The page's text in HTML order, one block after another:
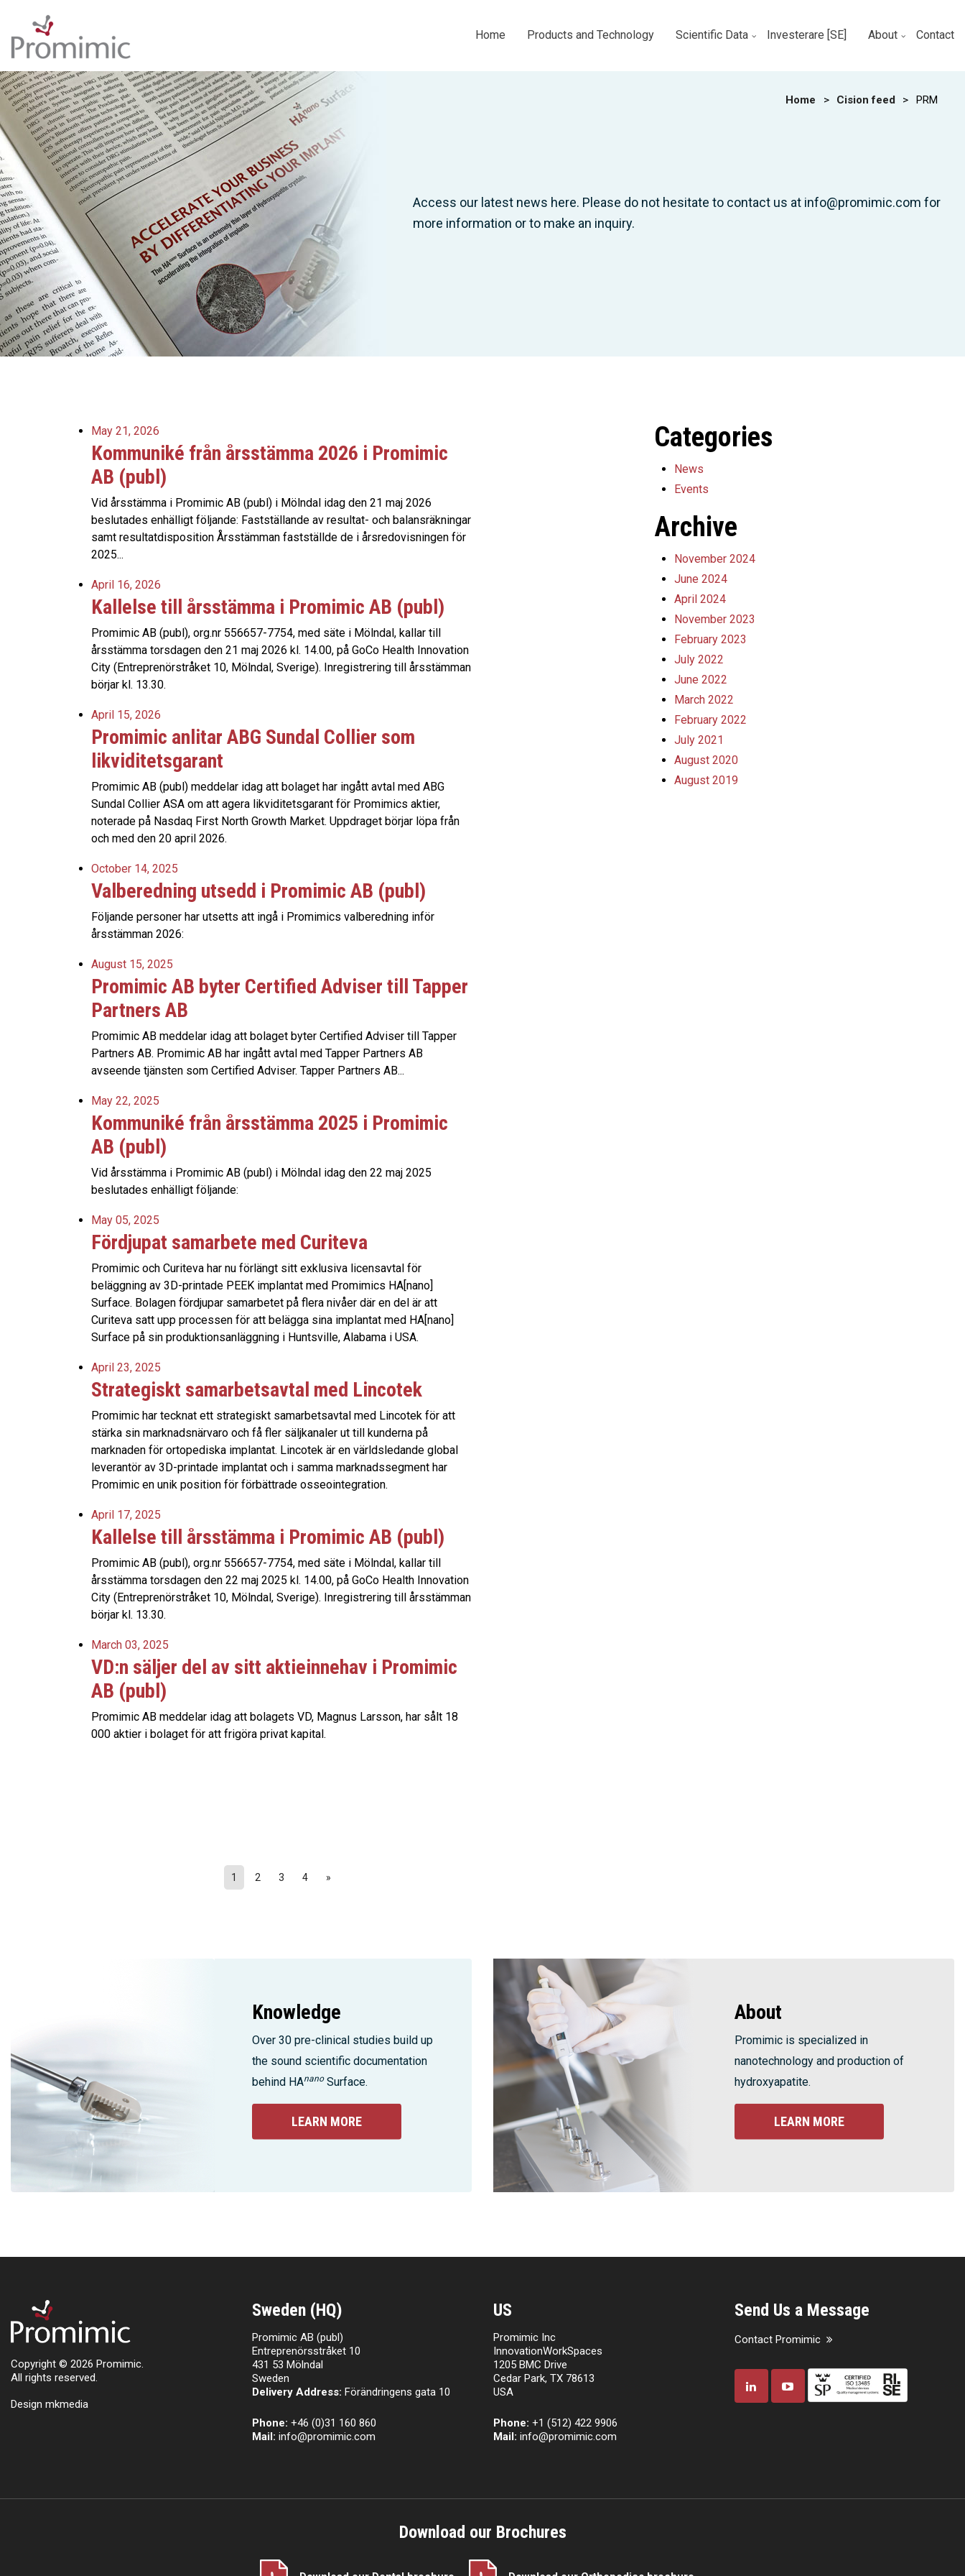
Home Products and Technology Scientific Data Investerare [SE] About Contact
Home > Cision feed > PRM
Access our latest news here. Please do not hesitate to contact us at info@promimic.com for
more information or to make an inquiry.
May 21, 2026
Kommuniké från årsstämma 2026 i Promimic
AB (publ)
Vid årsstämma i Promimic AB (publ) i Mölndal idag den 21 maj 2026
beslutades enhälligt följande: Fastställande av resultat- och balansräkningar
samt resultatdisposition Årsstämman fastställde de i årsredovisningen för
2025...
April 16, 2026
Kallelse till årsstämma i Promimic AB (publ)
Promimic AB (publ), org.nr 556657-7754, med säte i Mölndal, kallar till
årsstämma torsdagen den 21 maj 2026 kl. 14.00, på GoCo Health Innovation
City (Entreprenörstråket 10, Mölndal, Sverige). Inregistrering till årsstämman
börjar kl. 13.30.
April 15, 2026
Promimic anlitar ABG Sundal Collier som
likviditetsgarant
Promimic AB (publ) meddelar idag att bolaget har ingått avtal med ABG
Sundal Collier ASA om att agera likviditetsgarant för Promimics aktier,
noterade på Nasdaq First North Growth Market. Uppdraget börjar löpa från
och med den 20 april 2026.
October 14, 2025
Valberedning utsedd i Promimic AB (publ)
Följande personer har utsetts att ingå i Promimics valberedning inför
årsstämman 2026:
August 15, 2025
Promimic AB byter Certified Adviser till Tapper
Partners AB
Promimic AB meddelar idag att bolaget byter Certified Adviser till Tapper
Partners AB. Promimic AB har ingått avtal med Tapper Partners AB
avseende tjänsten som Certified Adviser. Tapper Partners AB...
May 22, 2025
Kommuniké från årsstämma 2025 i Promimic
AB (publ)
Vid årsstämma i Promimic AB (publ) i Mölndal idag den 22 maj 2025
beslutades enhälligt följande:
May 05, 2025
Fördjupat samarbete med Curiteva
Promimic och Curiteva har nu förlängt sitt exklusiva licensavtal för
beläggning av 3D-printade PEEK implantat med Promimics HA[nano]
Surface. Bolagen fördjupar samarbetet på flera nivåer där en del är att
Curiteva satt upp processen för att belägga sina implantat med HA[nano]
Surface på sin produktionsanläggning i Huntsville, Alabama i USA.
April 23, 2025
Strategiskt samarbetsavtal med Lincotek
Promimic har tecknat ett strategiskt samarbetsavtal med Lincotek för att
stärka sin marknadsnärvaro och få fler säljkanaler ut till kunderna på
marknaden för ortopediska implantat. Lincotek är en världsledande global
leverantör av 3D-printade implantat och i samma marknadssegment har
Promimic en unik position för förbättrade osseointegration.
April 17, 2025
Kallelse till årsstämma i Promimic AB (publ)
Promimic AB (publ), org.nr 556657-7754, med säte i Mölndal, kallar till
årsstämma torsdagen den 22 maj 2025 kl. 14.00, på GoCo Health Innovation
City (Entreprenörstråket 10, Mölndal, Sverige). Inregistrering till årsstämman
börjar kl. 13.30.
March 03, 2025
VD:n säljer del av sitt aktieinnehav i Promimic
AB (publ)
Promimic AB meddelar idag att bolagets VD, Magnus Larsson, har sålt 18
000 aktier i bolaget för att frigöra privat kapital.
1 2 3 4 »
Categories
News
Events
Archive
November 2024
June 2024
April 2024
November 2023
February 2023
July 2022
June 2022
March 2022
February 2022
July 2021
August 2020
August 2019
Knowledge
Over 30 pre-clinical studies build up
the sound scientific documentation
behind HAnanoSurface.
LEARN MORE
About
Promimic is specialized in
nanotechnology and production of
hydroxyapatite.
LEARN MORE
Copyright © 2026 Promimic.
All rights reserved.
Design mkmedia
Sweden (HQ)
Promimic AB (publ)
Entreprenörsstråket 10
431 53 Mölndal
Sweden
Delivery Address: Förändringens gata 10
Phone: +46 (0)31 160 860
Mail: info@promimic.com
US
Promimic Inc
InnovationWorkSpaces
1205 BMC Drive
Cedar Park, TX 78613
USA
Phone: +1 (512) 422 9906
Mail: info@promimic.com
Send Us a Message
Contact Promimic
Download our Brochures